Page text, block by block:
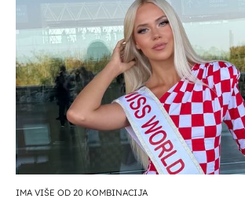
IMA VIŠE OD 20 KOMBINACIJA